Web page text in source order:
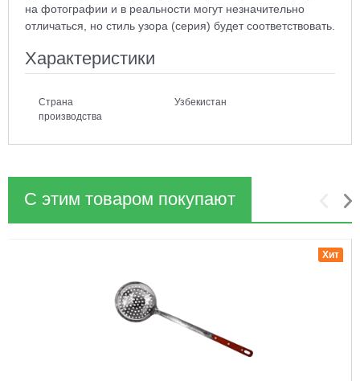
на фотографии и в реальности могут незначительно
отличаться, но стиль узора (серия) будет соответствовать.
Характеристики
Страна
производства
Узбекистан
С этим товаром покупают
Хит